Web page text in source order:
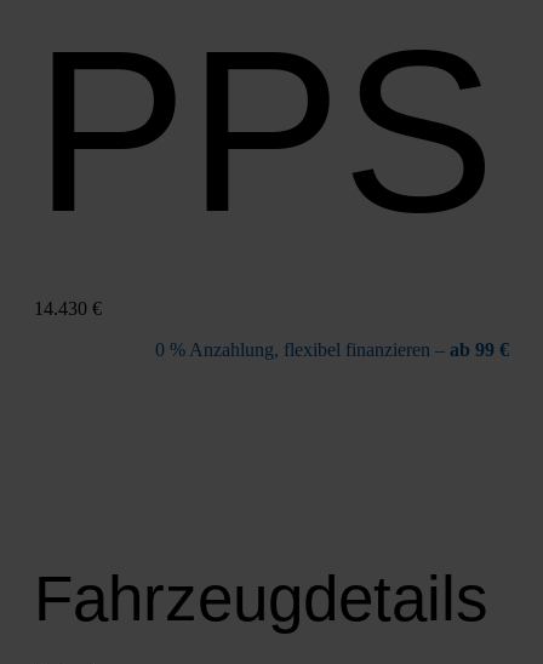
PPS
14.430 €
0 % Anzah­lung, fle­xi­bel finan­zie­ren – ab 99 €
Fahrzeugdetails